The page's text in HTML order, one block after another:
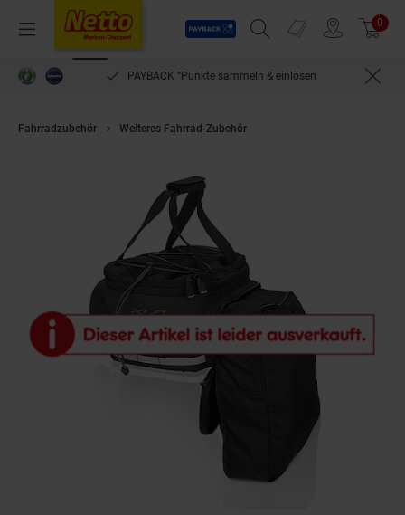
Menü
Payback
Suchfeld einblenden
Prospekte 0
PAYBACK °Punkte sammeln & einlösen
Fahrradzubehör Weiteres Fahrrad-Zubehör